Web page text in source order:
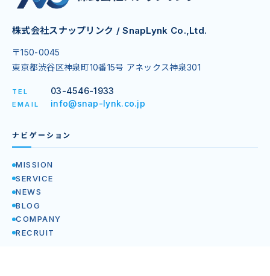
株式会社スナップリンク / SnapLynk Co.,Ltd.
〒150-0045
東京都渋谷区神泉町10番15号 アネックス神泉301
TEL 03-4546-1933
EMAIL info@snap-lynk.co.jp
ナビゲーション
MISSION
SERVICE
NEWS
BLOG
COMPANY
RECRUIT